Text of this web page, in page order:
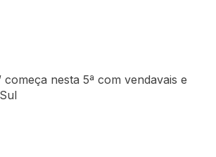
começa nesta 5ª com vendavais e